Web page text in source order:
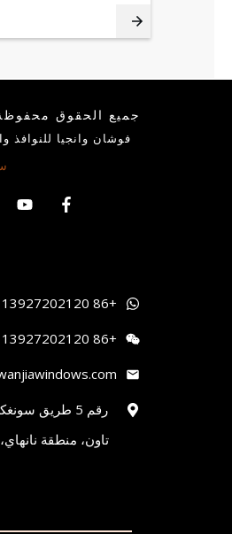
جميع الحقوق محفوظة © 2024
فوشان وانجيا للنوافذ
+86 13927202120
+86 13927202120
رقم 5 طريق
تاون، منطقة نانهاي،